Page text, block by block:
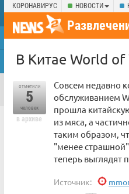
КОРОНАВИРУС НОВОСТИ
В Китае World of
отметили
5
человек
в архиве
Совсем недавно
обслуживанием
прошла
из мяса, а
таким образом,
"менее
теперь выглядят
Источник: